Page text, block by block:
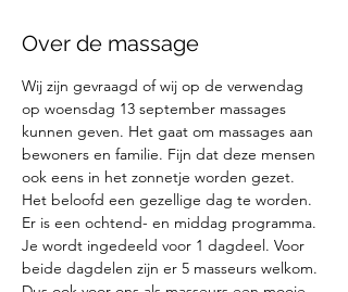
Over de massage
Wij zijn gevraagd of wij op de verwendag
op woensdag 13 september massages
kunnen geven. Het gaat om massages aan
bewoners en familie. Fijn dat deze mensen
ook eens in het zonnetje worden gezet.
Het beloofd een gezellige dag te worden.
Er is een ochtend- en middag programma.
Je wordt ingedeeld voor 1 dagdeel. Voor
beide dagdelen zijn er 5 masseurs welkom.